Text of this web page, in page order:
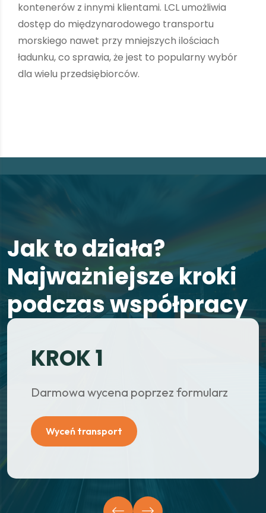
kontenerów z innymi klientami. LCL umożliwia
dostęp do międzynarodowego transportu
morskiego nawet przy mniejszych ilościach
ładunku, co sprawia, że jest to popularny wybór
dla wielu przedsiębiorców.
Jaktodziała?
Najważniejszekroki
podczaswspółpracy
KROK 1
Darmowa wycena poprzez formularz
Wyceń transport